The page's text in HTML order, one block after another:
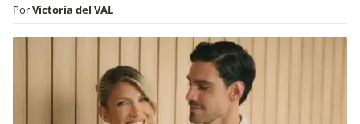
PorVictoria del VAL